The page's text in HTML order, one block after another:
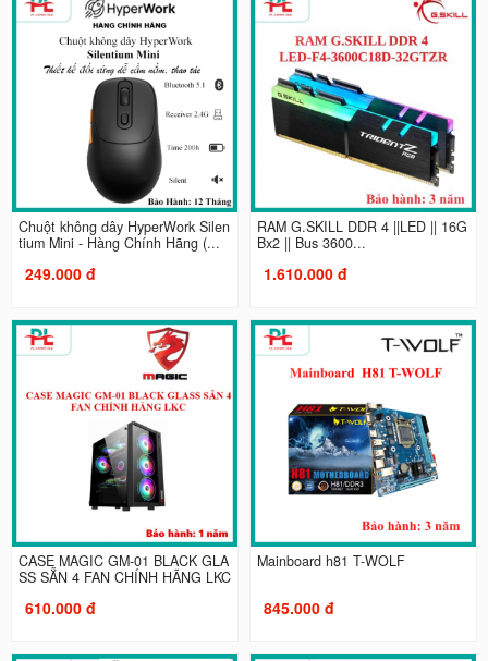
Chuột không dây HyperWork Silen
tium Mini - Hàng Chính Hãng (...
249.000 đ
RAM G.SKILL DDR 4 ||LED || 16G
Bx2 || Bus 3600...
1.610.000 đ
CASE MAGIC GM-01 BLACK GLA
SS SẴN 4 FAN CHÍNH HÃNG LKC
610.000 đ
Mainboard h81 T-WOLF
845.000 đ